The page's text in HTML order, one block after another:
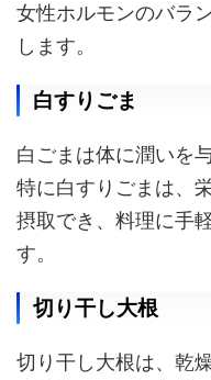
女性ホルモンのバラ
します。
白すりごま
白ごまは体に潤いを
特に白すりごまは、
摂取でき、料理に手
す。
切り干し大根
切り干し大根は、乾